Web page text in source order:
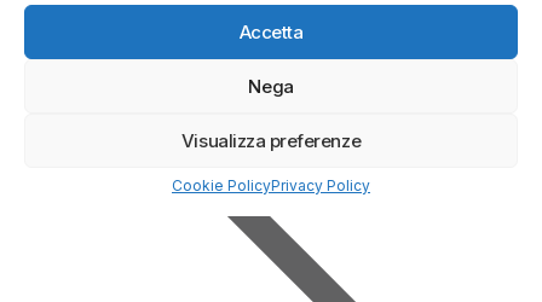
Accetta
Nega
Visualizza preferenze
Cookie PolicyPrivacy Policy
✔️ Broker regolamentato